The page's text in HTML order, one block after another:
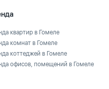
квартир в Гомеле
комнат в Гомеле
коттеджей в Гомеле
офисов, помещений в Гомеле